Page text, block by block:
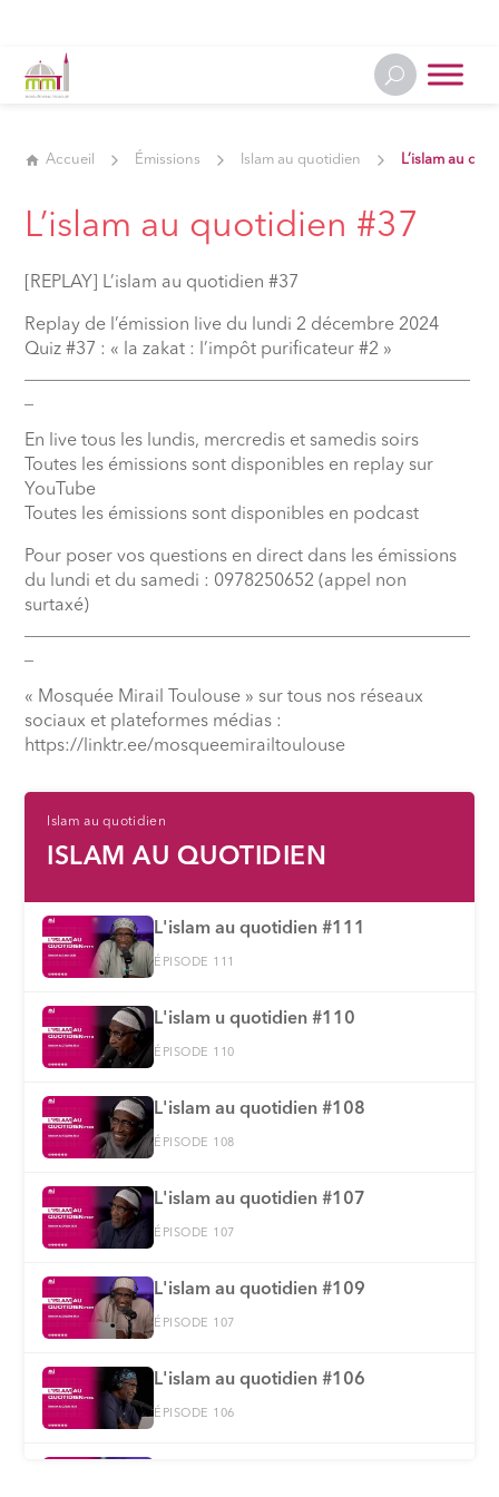
Accueil Émissions Islam au quotidien L’islam au
L’islam au quotidien #37
[REPLAY] L’islam au quotidien #37
Replay de l’émission live du lundi 2 décembre 2024
Quiz #37 : « la zakat : l’impôt purificateur #2 »
En live tous les lundis, mercredis et samedis soirs
Toutes les émissions sont disponibles en replay sur
YouTube
Toutes les émissions sont disponibles en podcast
Pour poser vos questions en direct dans les émissions
du lundi et du samedi : 0978250652 (appel non
surtaxé)
« Mosquée Mirail Toulouse » sur tous nos réseaux
sociaux et plateformes médias :
⁠https://linktr.ee/mosqueemirailtoulouse
Islam au quotidien
ISLAM AU QUOTIDIEN
L'islam au quotidien #111
ÉPISODE 111
L'islam u quotidien #110
ÉPISODE 110
L'islam au quotidien #108
ÉPISODE 108
L'islam au quotidien #107
ÉPISODE 107
L'islam au quotidien #109
ÉPISODE 107
L'islam au quotidien #106
ÉPISODE 106